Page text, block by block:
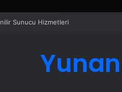
uçak İstanbul’a tek motorla iniş